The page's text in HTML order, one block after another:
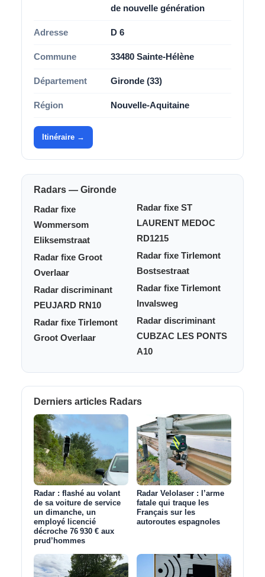
de nouvelle génération
Adresse D 6
Commune 33480 Sainte-Hélène
Département Gironde (33)
Région Nouvelle-Aquitaine
Itinéraire →
Radars — Gironde
Radar fixe
Wommersom
Eliksemstraat
Radar fixe Groot
Overlaar
Radar discriminant
PEUJARD RN10
Radar fixe Tirlemont
Groot Overlaar
Radar fixe ST
LAURENT MEDOC
RD1215
Radar fixe Tirlemont
Bostsestraat
Radar fixe Tirlemont
Invalsweg
Radar discriminant
CUBZAC LES PONTS
A10
Derniers articles Radars
Radar : flashé au volant
de sa voiture de service
un dimanche, un
employé licencié
décroche 76 930 € aux
prud’hommes
Radar Velolaser : l’arme
fatale qui traque les
Français sur les
autoroutes espagnoles